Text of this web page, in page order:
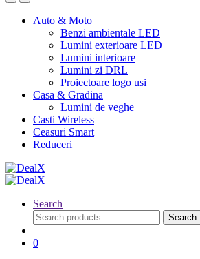
Auto & Moto
Benzi ambientale LED
Lumini exterioare LED
Lumini interioare
Lumini zi DRL
Proiectoare logo usi
Casa & Gradina
Lumini de veghe
Casti Wireless
Ceasuri Smart
Reduceri
Search
Search
for:
Search
0